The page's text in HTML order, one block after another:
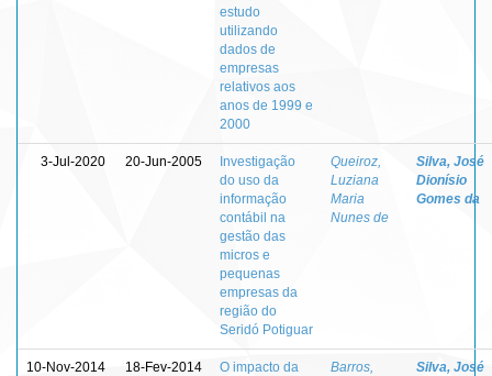
estudo
utilizando
dados de
empresas
relativos aos
anos de 1999 e
2000
3-Jul-2020 20-Jun-2005
Investigação
do uso da
informação
contábil na
gestão das
micros e
pequenas
empresas da
região do
Seridó Potiguar
Queiroz,
Luziana
Maria
Nunes de
Silva, José
Dionísio
Gomes da
10-Nov-2014 18-Fev-2014
O impacto da
Barros,
Silva, José